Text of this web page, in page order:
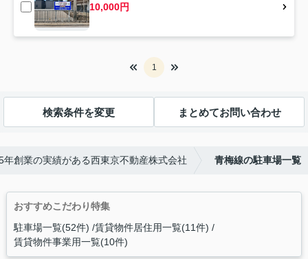
10,000円
1
検索条件を変更 まとめてお問い合わせ
創業の実績がある西東京不動産株式会社 青梅線の駐車場一覧
おすすめこだわり特集
駐車場一覧(52件) 賃貸物件居住用一覧(11件)
賃貸物件事業用一覧(10件)